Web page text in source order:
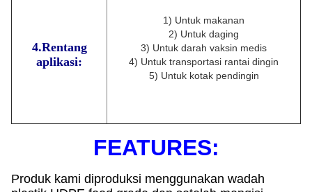
4.Rentang
aplikasi:
1) Untuk makanan
2) Untuk daging
3) Untuk darah vaksin medis
4) Untuk transportasi rantai dingin
5) Untuk kotak pendingin
FEATURES:
Produk kami diproduksi menggunakan wadah